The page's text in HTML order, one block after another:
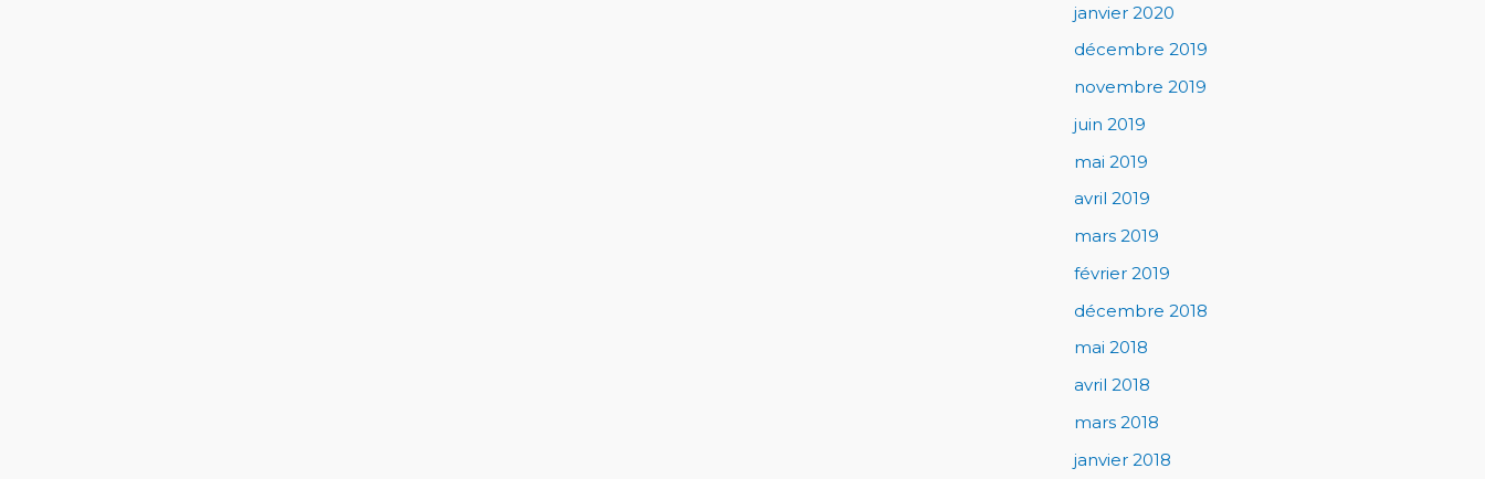
janvier 2020
décembre 2019
novembre 2019
juin 2019
mai 2019
avril 2019
mars 2019
février 2019
décembre 2018
mai 2018
avril 2018
mars 2018
janvier 2018